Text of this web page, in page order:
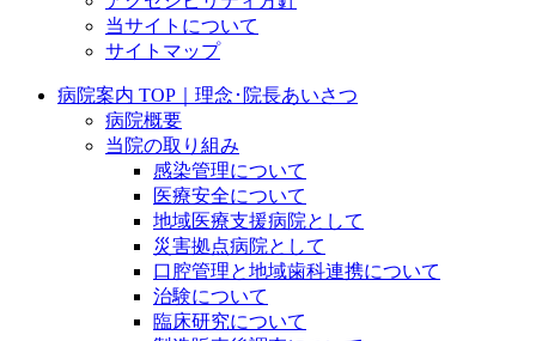
当サイトについて
サイトマップ
病院案内 TOP｜理念･院長あいさつ
病院概要
当院の取り組み
感染管理について
医療安全について
地域医療支援病院として
災害拠点病院として
口腔管理と地域歯科連携について
治験について
臨床研究について